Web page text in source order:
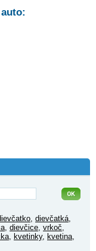
, dievčatká,
, dievčice, vrkoč,
, kvetinky, kvetina,